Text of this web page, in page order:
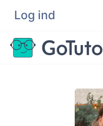
Log ind
Søg
Lektiehjælp
Eksamenshjælp
Hjælp til ordblinde